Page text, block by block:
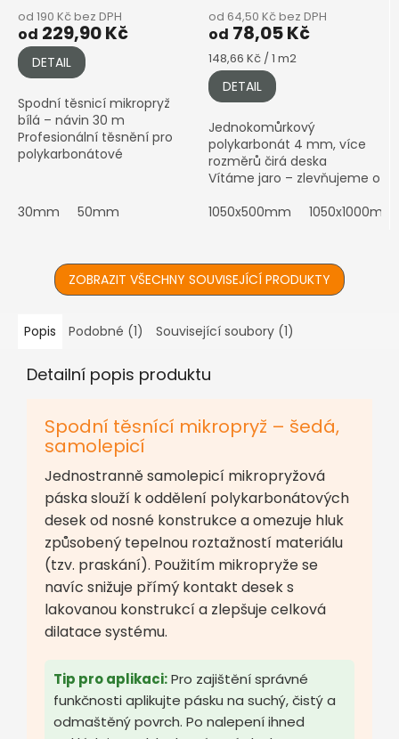
od 190 Kč bez DPH
od 229,90 Kč
DETAIL
Spodní těsnicí mikropryž
bílá – návin 30 m
Profesionální těsnění pro
polykarbonátové
pouze jako celý...
30mm 50mm
od 64,50 Kč bez DPH
od 78,05 Kč
Měrná
cena:
148,66 Kč / 1 m2
DETAIL
Jednokomůrkový
polykarbonát 4 mm, více
rozměrů čirá deska
Vítáme jaro – zlevňujeme o
snížená. Stav k --.--.----....
1050x500mm 1050x1000mm
ZOBRAZIT VŠECHNY SOUVISEJÍCÍ PRODUKTY
Popis Podobné (1) Související soubory (1)
Detailní popis produktu
Spodní těsnící mikropryž – šedá,
samolepicí
Jednostranně samolepicí mikropryžová
páska slouží k oddělení polykarbonátových
desek od nosné konstrukce a omezuje hluk
způsobený tepelnou roztažností materiálu
(tzv. praskání). Použitím mikropryže se
navíc snižuje přímý kontakt desek s
lakovanou konstrukcí a zlepšuje celková
dilatace systému.
Tip pro aplikaci:Pro zajištění správné
funkčnosti aplikujte pásku na suchý, čistý a
odmaštěný povrch. Po nalepení ihned